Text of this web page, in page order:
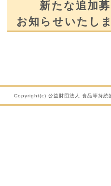
新たな追加募
お知らせいたしま
Copyright(c) 公益財団法人 食品等持